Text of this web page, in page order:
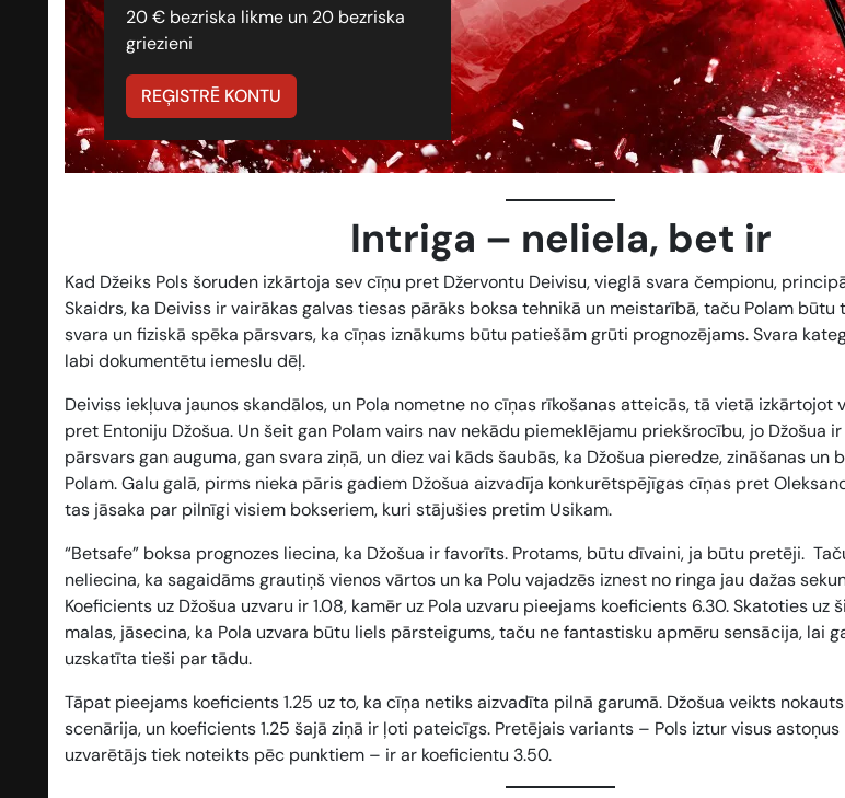
20 € bezriska likme un 20 bezriska
griezieni
REĢISTRĒ KONTU
Intriga – neliela, bet ir
Kad Džeiks Pols šoruden izkārtoja sev cīņu pret Džervontu Deivisu, vieglā svara čempionu,
Skaidrs, ka Deiviss ir vairākas galvas tiesas pārāks boksa tehnikā un meistarībā, taču Polam
svara un fiziskā spēka pārsvars, ka cīņas iznākums būtu patiešām grūti prognozējams. Svara
labi dokumentētu iemeslu dēļ.
Deiviss iekļuva jaunos skandālos, un Pola nometne no cīņas rīkošanas atteicās, tā vietā izkārtojot
pret Entoniju Džošua. Un šeit gan Polam vairs nav nekādu piemeklējamu priekšrocību, jo Džošua
pārsvars gan auguma, gan svara ziņā, un diez vai kāds šaubās, ka Džošua pieredze, zināšanas un
Polam. Galu galā, pirms nieka pāris gadiem Džošua aizvadīja konkurētspējīgas cīņas pret
tas jāsaka par pilnīgi visiem bokseriem, kuri stājušies pretim Usikam.
“Betsafe” boksa prognozes liecina, ka Džošua ir favorīts. Protams, būtu dīvaini, ja būtu pretēji.
neliecina, ka sagaidāms grautiņš vienos vārtos un ka Polu vajadzēs iznest no ringa jau dažas
Koeficients uz Džošua uzvaru ir 1.08, kamēr uz Pola uzvaru pieejams koeficients 6.30. Skatoties uz
malas, jāsecina, ka Pola uzvara būtu liels pārsteigums, taču ne fantastisku apmēru sensācija, lai
uzskatīta tieši par tādu.
Tāpat pieejams koeficients 1.25 uz to, ka cīņa netiks aizvadīta pilnā garumā. Džošua veikts
scenārija, un koeficients 1.25 šajā ziņā ir ļoti pateicīgs. Pretējais variants – Pols iztur visus
uzvarētājs tiek noteikts pēc punktiem – ir ar koeficientu 3.50.